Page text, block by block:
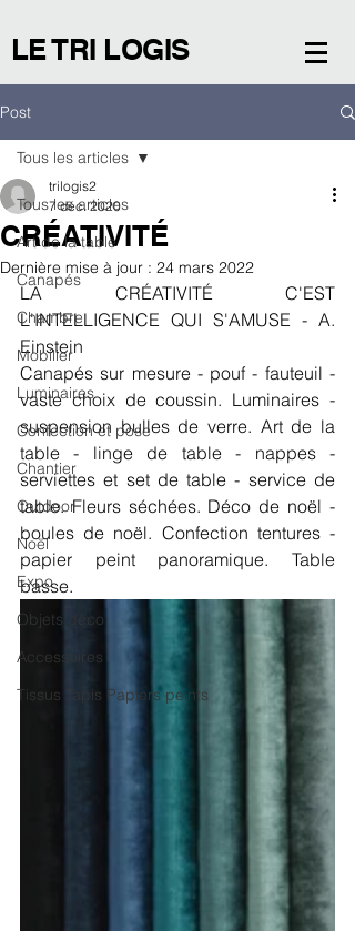
LE TRI LOGIS
Post
Tous les articles
Art de la table
Canapés
Chambre
Mobilier
Luminaires
Confection et pose
Chantier
Outdoor
Noël
Expo
Objets déco
Accessoires
Tissus Tapis Papiers peints
Tous les articles
CRÉATIVITÉ
trilogis2
7 déc. 2020
Dernière mise à jour : 24 mars 2022
LA CRÉATIVITÉ C'EST
L'INTELLIGENCE QUI S'AMUSE - A.
Einstein
Canapés sur mesure - pouf - fauteuil -
vaste choix de coussin. Luminaires -
suspension bulles de verre. Art de la
table - linge de table - nappes -
serviettes et set de table - service de
table. Fleurs séchées. Déco de noël -
boules de noël. Confection tentures -
papier peint panoramique. Table
basse.